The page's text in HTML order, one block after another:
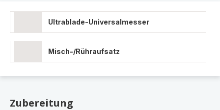
Ultrablade-Universalmesser
Misch-/Rühraufsatz
Zubereitung